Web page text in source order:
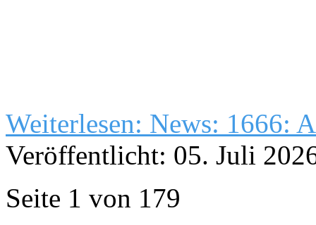
Weiterlesen: News: 1666:
Veröffentlicht: 05. Juli
Seite 1 von 179